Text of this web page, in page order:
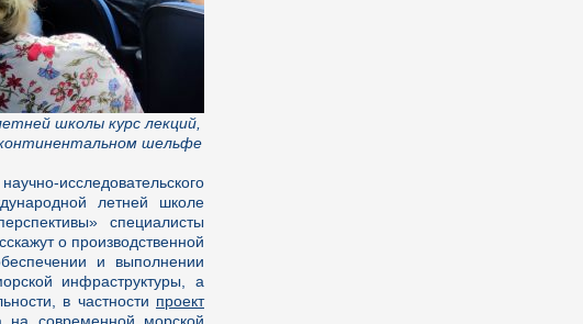
школы курс лекций,
шельфе
исследовательского
летней школе
специалисты
о производственной
и выполнении
инфраструктуры, а
в частности проект